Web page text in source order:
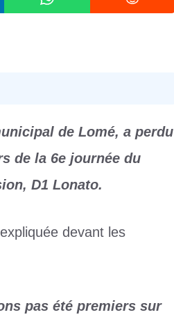
de Lomé, a perdu
de la 6e journée du
D1 Lonato.
devant les
pas été premiers sur